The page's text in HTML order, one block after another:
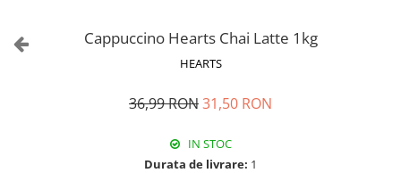
Cappuccino Hearts Chai Latte 1kg
HEARTS
36,99 RON31,50 RON
IN STOC
Durata de livrare: 1